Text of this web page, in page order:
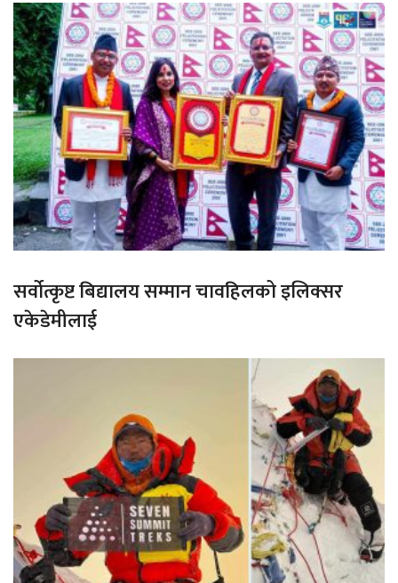
सर्वोत्कृष्ट बिद्यालय सम्मान चावहिलको इलिक्सर
एकेडेमीलाई